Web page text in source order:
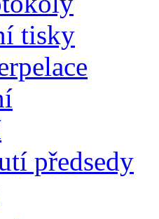
tisky
předsedy